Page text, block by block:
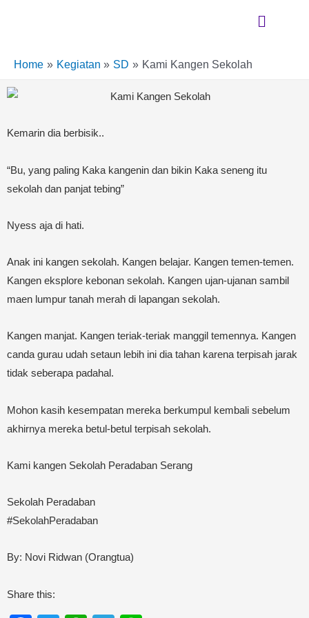
Menu
Home Kegiatan SD Kami Kangen Sekolah
Kemarin dia berbisik..
“Bu, yang paling Kaka kangenin dan bikin Kaka seneng itu
sekolah dan panjat tebing”
Nyess aja di hati.
Anak ini kangen sekolah. Kangen belajar. Kangen temen-temen.
Kangen eksplore kebonan sekolah. Kangen ujan-ujanan sambil
maen lumpur tanah merah di lapangan sekolah.
Kangen manjat. Kangen teriak-teriak manggil temennya. Kangen
canda gurau udah setaun lebih ini dia tahan karena terpisah jarak
tidak seberapa padahal.
Mohon kasih kesempatan mereka berkumpul kembali sebelum
akhirnya mereka betul-betul terpisah sekolah.
Kami kangen Sekolah Peradaban Serang
Sekolah Peradaban
#SekolahPeradaban
By: Novi Ridwan (Orangtua)
Share this: